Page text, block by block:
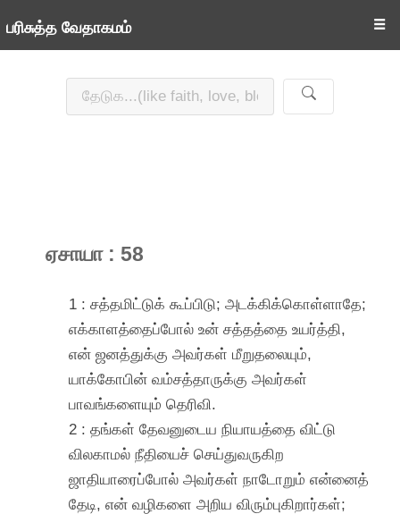
பரிசுத்த வேதாகமம் ☰
ஏசாயா : 58
1 : சத்தமிட்டுக் கூப்பிடு; அடக்கிக்கொள்ளாதே;
எக்காளத்தைப்போல் உன் சத்தத்தை உயர்த்தி,
என் ஜனத்துக்கு அவர்கள் மீறுதலையும்,
யாக்கோபின் வம்சத்தாருக்கு அவர்கள்
பாவங்களையும் தெரிவி.
2 : தங்கள் தேவனுடைய நியாயத்தை விட்டு
விலகாமல் நீதியைச் செய்துவருகிற
ஜாதியாரைப்போல் அவர்கள் நாடோறும் என்னைத்
தேடி, என் வழிகளை அறிய விரும்புகிறார்கள்;